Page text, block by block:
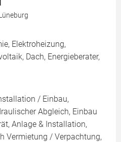
Elektroheizung,
Dach, Energieberater,
/ Einbau,
Abgleich, Einbau
Anlage & Installation,
Vermietung / Verpachtung,